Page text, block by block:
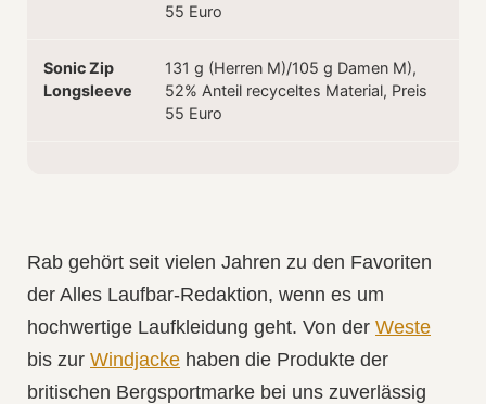
55 Euro
Sonic Zip
Longsleeve
131 g (Herren M)/105 g Damen M),
52% Anteil recyceltes Material, Preis
55 Euro
Rab gehört seit vielen Jahren zu den Favoriten
der Alles Laufbar‑Redaktion, wenn es um
hochwertige Laufkleidung geht. Von der Weste
bis zur Windjacke haben die Produkte der
britischen Bergsportmarke bei uns zuverlässig